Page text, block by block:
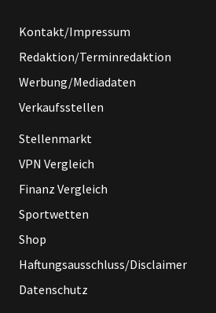
Kontakt/Impressum
Redaktion/Terminredaktion
Werbung/Mediadaten
Verkaufsstellen
Stellenmarkt
VPN Vergleich
Finanz Vergleich
Sportwetten
Shop
Haftungsausschluss/Disclaimer
Datenschutz